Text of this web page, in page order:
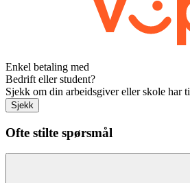
Enkel betaling med
Bedrift eller student?
Sjekk om din arbeidsgiver eller skole har
Sjekk
Ofte stilte spørsmål